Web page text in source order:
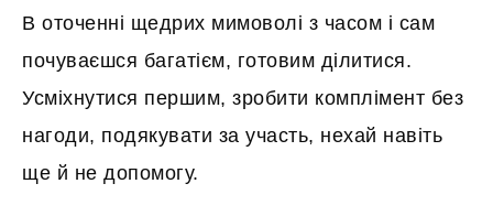
В оточенні щедрих мимоволі з часом і сам
почуваєшся багатієм, готовим ділитися.
Усміхнутися першим, зробити комплімент без
нагоди, подякувати за участь, нехай навіть
ще й не допомогу.